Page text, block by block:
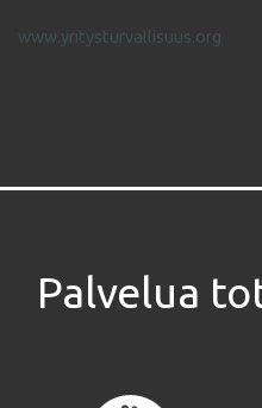
www.yritysturvallisuus.org
Palvelua